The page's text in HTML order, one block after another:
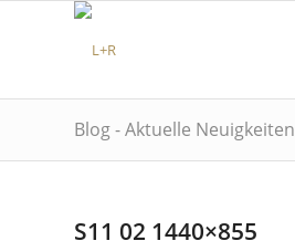
Blog - Aktuelle Neuigkeiten
S11 02 1440×855